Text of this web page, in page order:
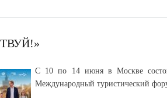
С 10 по 14 июня в Москве
Международный туристический